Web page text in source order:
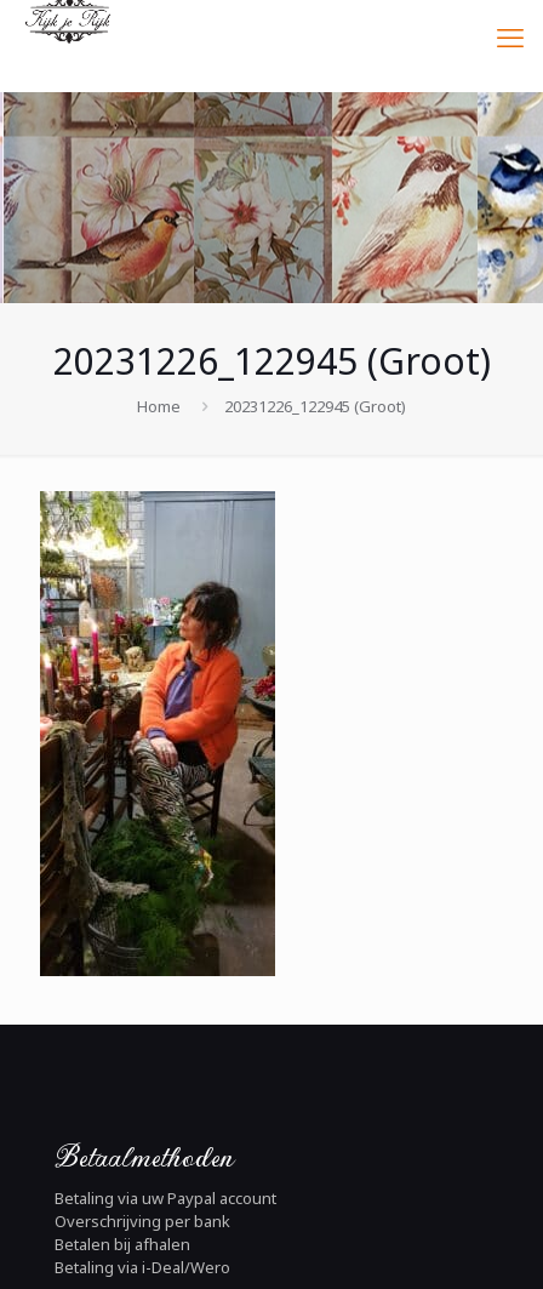
20231226_122945 (Groot)
Home 20231226_122945 (Groot)
Betaalmethoden
Betaling via uw Paypal account
Overschrijving per bank
Betalen bij afhalen
Betaling via i-Deal/Wero